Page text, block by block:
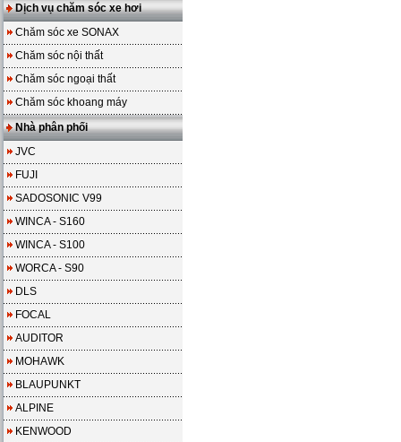
Dịch vụ chăm sóc xe hơi
Chăm sóc xe SONAX
Chăm sóc nội thất
Chăm sóc ngoại thất
Chăm sóc khoang máy
Nhà phân phối
JVC
FUJI
SADOSONIC V99
WINCA - S160
WINCA - S100
WORCA - S90
DLS
FOCAL
AUDITOR
MOHAWK
BLAUPUNKT
ALPINE
KENWOOD